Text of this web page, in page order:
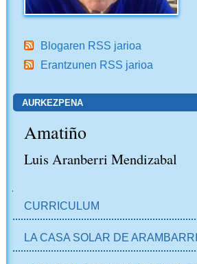
Blogaren RSS jarioa
Erantzunen RSS jarioa
AURKEZPENA
Amatiño
Luis Aranberri Mendizabal
CURRICULUM
LA CASA SOLAR DE ARAMBARRI